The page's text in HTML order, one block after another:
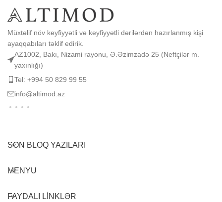
Müxtəlif növ keyfiyyətli və keyfiyyətli dərilərdən hazırlanmış kişi
ayaqqabıları təklif edirik.
AZ1002, Bakı, Nizami rayonu, Ə.Əzimzadə 25 (Neftçilər m.
yaxınlığı)
Tel: +994 50 829 99 55
info@altimod.az
SON BLOQ YAZILARI
MENYU
FAYDALI LINKLƏR